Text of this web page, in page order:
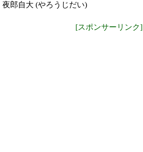
夜郎自大 (やろうじだい)
[スポンサーリンク]